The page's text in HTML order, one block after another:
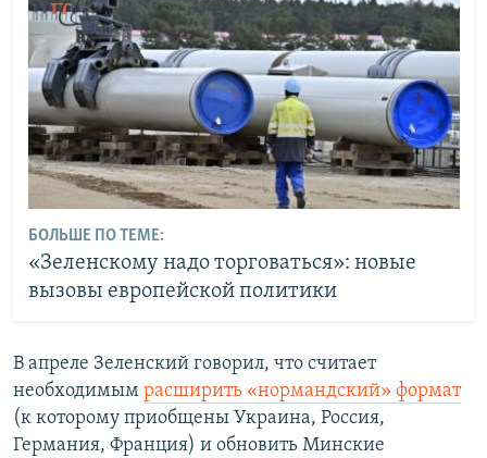
БОЛЬШЕ ПО ТЕМЕ:
«Зеленскому надо торговаться»: новые
вызовы европейской политики
В апреле Зеленский говорил, что считает
необходимым расширить «нормандский» формат
(к которому приобщены Украина, Россия,
Германия, Франция) и обновить Минские